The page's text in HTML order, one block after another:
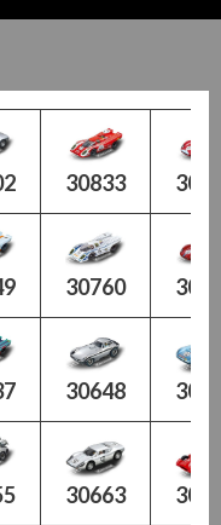
30833
30760
30648
30663